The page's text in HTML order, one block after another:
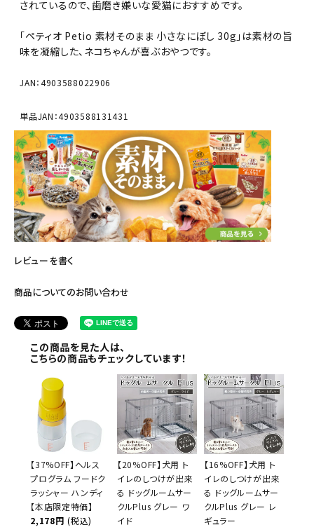
されているので、歯磨き嫌いな愛猫におすすめです。
「ペティオ Petio 素材そのまま 小さなにぼし 30g」は素材の旨
味を凝縮した、ネコちゃんが喜ぶおやつです。
JAN：4903588022906
単品JAN：4903588131431
レビューを書く
商品についてのお問い合わせ
この商品を見た人は、
こちらの商品もチェックしています！
【37%OFF】ヘルス
プログラム フードク
ラッシャー ハンディ
【本店限定特価】
2,178円 (税込)
【20%OFF】犬用 ト
イレのしつけが出来
る ドッグルームサー
クルPlus グレー ワ
イド
【16%OFF】犬用 ト
イレのしつけが出来
る ドッグルームサー
クルPlus グレー レ
ギュラー